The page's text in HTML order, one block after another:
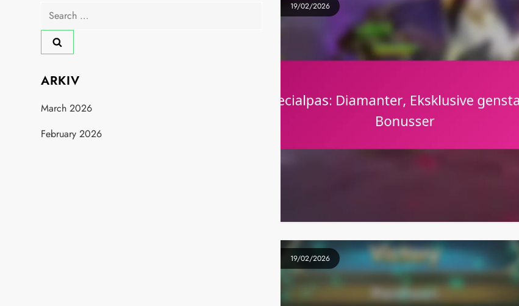
19/02/2026
19/02/2026
Search
for:
ARKIV
March 2026
February 2026